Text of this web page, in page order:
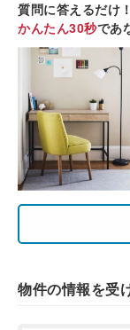
質問に答えるだけ！
かんたん30秒であ
物件の情報を受